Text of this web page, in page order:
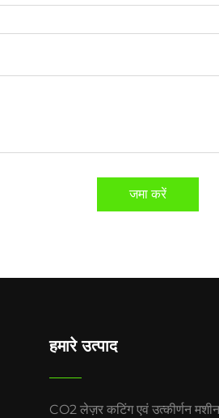
जमा करें
हमारे उत्पाद
CO2 लेज़र कटिंग एवं उत्कीर्णन मशीन